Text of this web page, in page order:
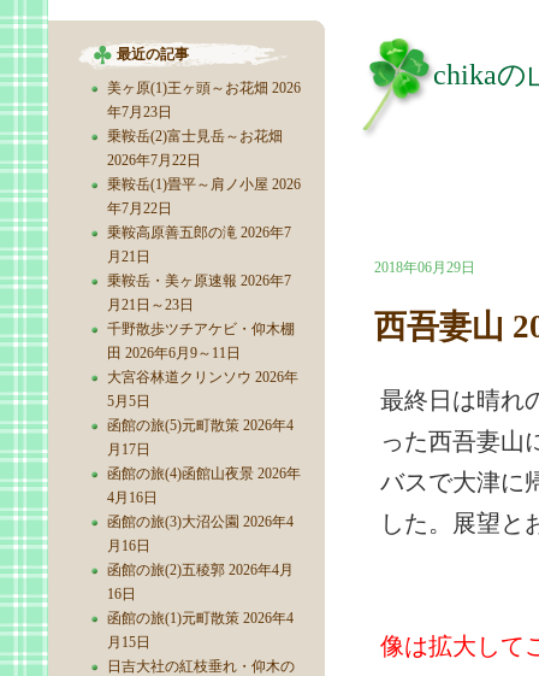
chikaの
最近の記事
美ヶ原(1)王ヶ頭～お花畑 2026
年7月23日
乗鞍岳(2)富士見岳～お花畑
2026年7月22日
乗鞍岳(1)畳平～肩ノ小屋 2026
年7月22日
乗鞍高原善五郎の滝 2026年7
月21日
乗鞍岳・美ヶ原速報 2026年7
月21日～23日
千野散歩ツチアケビ・仰木棚
田 2026年6月9～11日
大宮谷林道クリンソウ 2026年
5月5日
函館の旅(5)元町散策 2026年4
月17日
函館の旅(4)函館山夜景 2026年
4月16日
函館の旅(3)大沼公園 2026年4
月16日
函館の旅(2)五稜郭 2026年4月
16日
函館の旅(1)元町散策 2026年4
月15日
日吉大社の紅枝垂れ・仰木の
西吾妻山
2018年06月29日
最終日は晴れ
った西吾妻山
バスで大津に
した。展望と
像は拡大して